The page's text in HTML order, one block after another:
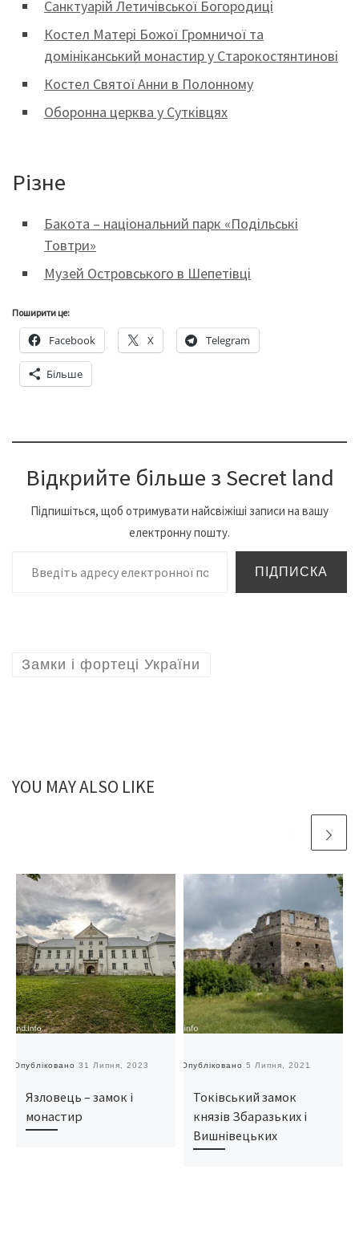
Санктуарій Летичівської Богородиці
Костел Матері Божої Громничої та
домініканський монастир у Старокостянтинові
Костел Святої Анни в Полонному
Оборонна церква у Сутківцях
Різне
Бакота – національний парк «Подільські
Товтри»
Музей Островського в Шепетівці
Поширити це:
Facebook X Telegram
Більше
Відкрийте більше з Secret land
Підпишіться, щоб отримувати найсвіжіші записи на вашу
електронну пошту.
Введіть адресу електронної пошти…
ПІДПИСКА
Замки і фортеці України
YOU MAY ALSO LIKE
Опубліковано 31 Липня, 2023
Язловець – замок і
монастир
Опубліковано 5 Липня, 2021
Токівський замок
князів Збаразьких і
Вишнівецьких